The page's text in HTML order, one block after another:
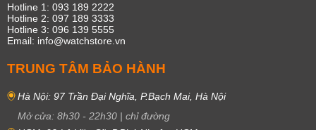
Hotline 1: 093 189 2222
Hotline 2: 097 189 3333
Hotline 3: 096 139 5555
Email: info@watchstore.vn
TRUNG TÂM BẢO HÀNH
Hà Nội: 97 Trần Đại Nghĩa, P.Bạch Mai, Hà Nội
Mở cửa: 8h30 - 22h30 | chỉ đường